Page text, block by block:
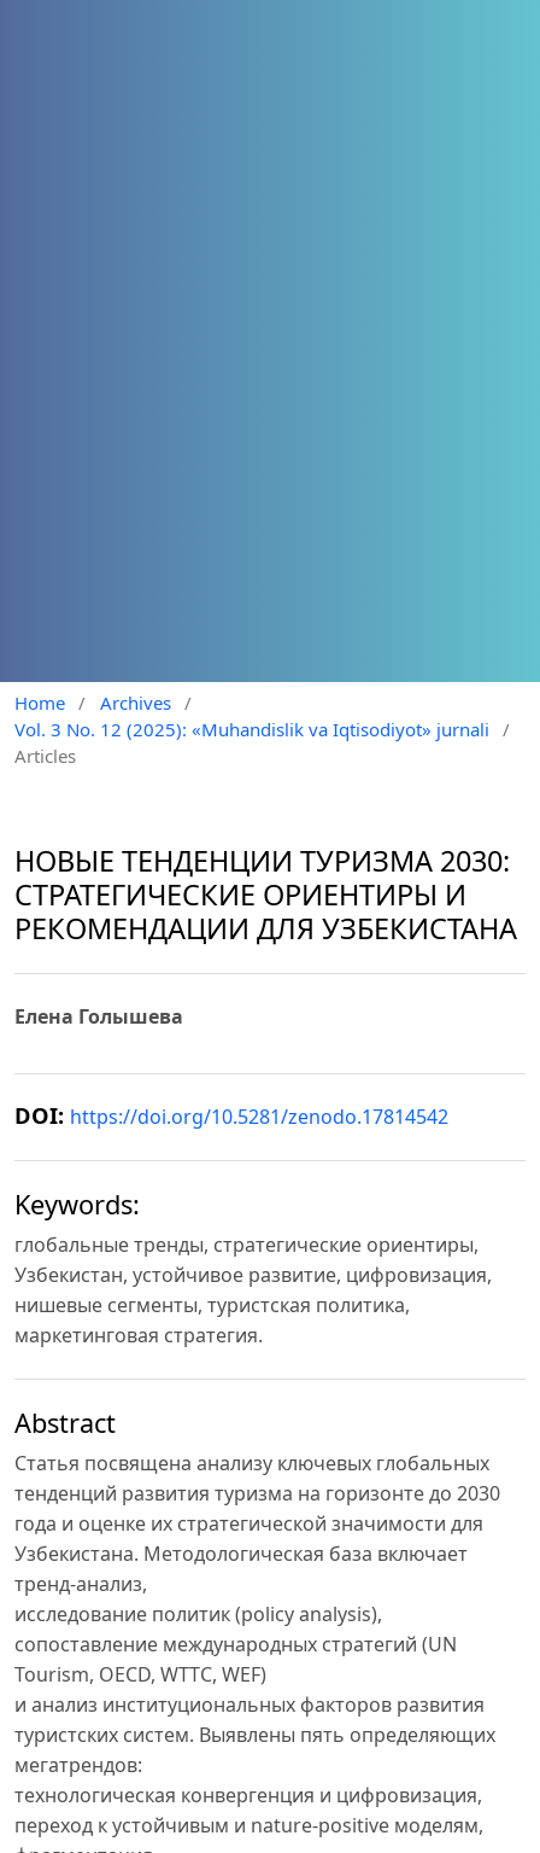
Home / Archives /
Vol. 3 No. 12 (2025): «Muhandislik va Iqtisodiyot» jurnali
/
Articles
НОВЫЕ ТЕНДЕНЦИИ ТУРИЗМА 2030:
СТРАТЕГИЧЕСКИЕ ОРИЕНТИРЫ И
РЕКОМЕНДАЦИИ ДЛЯ УЗБЕКИСТАНА
Елена Голышева
DOI: https://doi.org/10.5281/zenodo.17814542
Keywords:
глобальные тренды, стратегические ориентиры,
Узбекистан, устойчивое развитие, цифровизация,
нишевые сегменты, туристская политика,
маркетинговая стратегия.
Abstract
Статья посвящена анализу ключевых глобальных
тенденций развития туризма на горизонте до 2030
года и оценке их стратегической значимости для
Узбекистана. Методологическая база включает
тренд-анализ,
исследование политик (policy analysis),
сопоставление международных стратегий (UN
Tourism, OECD, WTTC, WEF)
и анализ институциональных факторов развития
туристских систем. Выявлены пять определяющих
мегатрендов:
технологическая конвергенция и цифровизация,
переход к устойчивым и nature-positive моделям,